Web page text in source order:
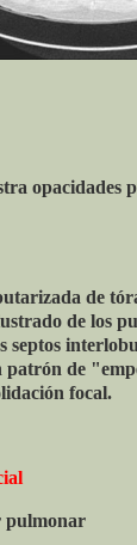
opacidades
de
de los
septos
patrón de
focal.
pulmonar